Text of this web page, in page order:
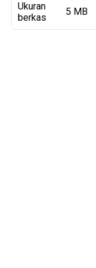
Ukuran
berkas
5 MB